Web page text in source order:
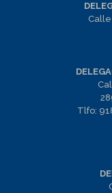
Calle
Tlfo: